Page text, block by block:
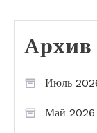
Архив
Июль
Май 2026